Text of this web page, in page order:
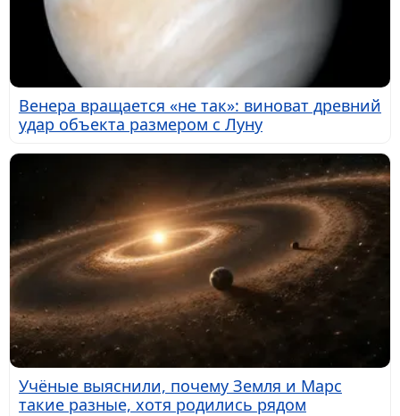
Венера вращается «не так»: виноват древний
удар объекта размером с Луну
Учёные выяснили, почему Земля и Марс
такие разные, хотя родились рядом